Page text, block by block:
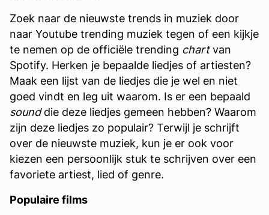
Zoek naar de nieuwste trends in muziek door
naar Youtube trending muziek tegen of een kijkje
te nemen op de officiële trending chartvan
Spotify. Herken je bepaalde liedjes of artiesten?
Maak een lijst van de liedjes die je wel en niet
goed vindt en leg uit waarom. Is er een bepaald
sounddie deze liedjes gemeen hebben? Waarom
zijn deze liedjes zo populair? Terwijl je schrijft
over de nieuwste muziek, kun je er ook voor
kiezen een persoonlijk stuk te schrijven over een
favoriete artiest, lied of genre.
Populaire films